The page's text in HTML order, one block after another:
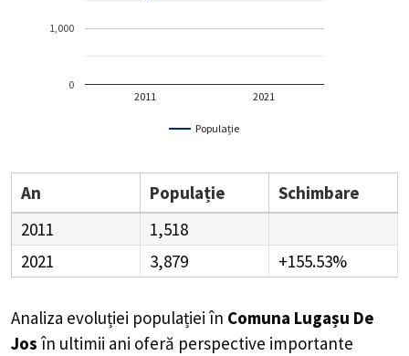
Populație
2011 2021
0
1,000
An Populație
Schimbare
2011
1,518
2021
3,879 +155.53%
Analiza evoluției populației în Comuna Lugașu De
Jos în ultimii ani oferă perspective importante